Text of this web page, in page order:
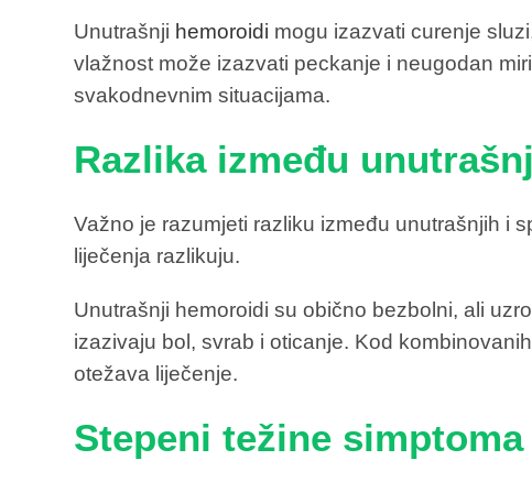
Unutrašnji hemoroidi mogu izazvati curenje
vlažnost može izazvati peckanje i neugodan
svakodnevnim situacijama.
Razlika između
Važno je razumjeti razliku između unutrašnjih i
liječenja razlikuju.
Unutrašnji hemoroidi su obično bezbolni, ali
izazivaju bol, svrab i oticanje. Kod
otežava liječenje.
Stepeni težine simptoma